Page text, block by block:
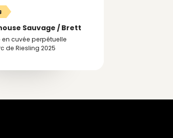
Sauvage / Brett
cuvée perpétuelle
de Riesling 2025